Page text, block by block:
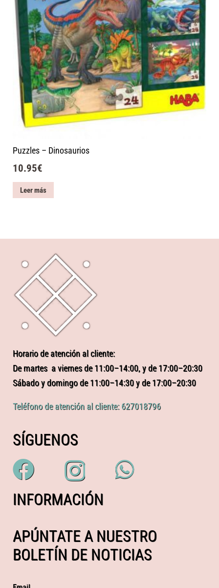
Puzzles – Dinosaurios
10.95€
Leer más
Horario de atención al cliente:
De martes a viernes de 11:00–14:00, y de 17:00–20:30
Sábado y domingo de 11:00–14:30 y de 17:00–20:30
Teléfono de atención al cliente: 627018796
SÍGUENOS
INFORMACIÓN
APÚNTATE A NUESTRO
BOLETÍN DE NOTICIAS